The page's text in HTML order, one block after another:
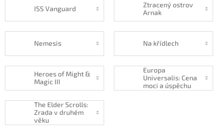
ISS Vanguard
Ztracený ostrov
Arnak
Nemesis Na křídlech
Heroes of Might &
Magic III
Europa
Universalis: Cena
moci a úspěchu
The Elder Scrolls:
Zrada v druhém
věku